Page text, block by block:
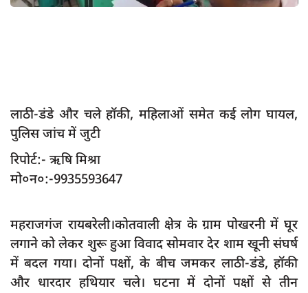
अपराध
साक्षात्कार
सामाजिक
खेल
latest
दुर्घटना
editors-pick
other
लाठी-डंडे और चले हॉकी, महिलाओं समेत कई लोग घायल,
पुलिस जांच में जुटी
रिपोर्ट:- ऋषि मिश्रा
मो०न०:-9935593647
महराजगंज रायबरेली।कोतवाली क्षेत्र के ग्राम पोखरनी में घूर
लगाने को लेकर शुरू हुआ विवाद सोमवार देर शाम खूनी संघर्ष
में बदल गया। दोनों पक्षों, के बीच जमकर लाठी-डंडे, हॉकी
और धारदार हथियार चले। घटना में दोनों पक्षों से तीन